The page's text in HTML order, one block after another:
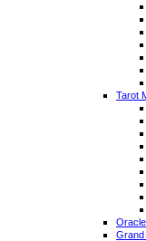
Tarot
Grand